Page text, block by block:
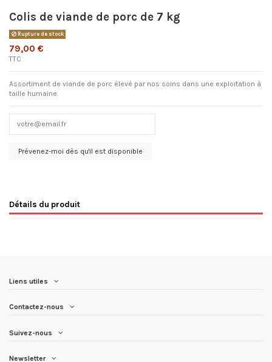
Colis de viande de porc de 7 kg
Rupture de stock
79,00 €
TTC
Assortiment de viande de porc élevé par nos soins dans une exploitation à
taille humaine.
Détails du produit
Liens utiles
Contactez-nous
Suivez-nous
Newsletter